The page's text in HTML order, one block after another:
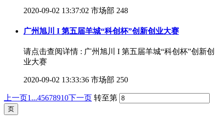
2020-09-02 13:37:02 市场部 248
广州旭川 I 第五届羊城“科创杯”创新创业大赛
请点击查阅详情 : 广州旭川 I 第五届羊城“科创杯”创新创
业大赛
2020-09-02 13:33:36 市场部 250
上一页1...45678910下一页 转至第